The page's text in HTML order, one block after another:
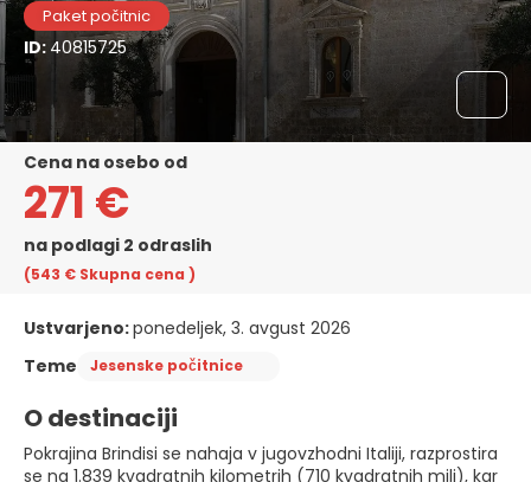
Paket počitnic
ID: 40815725
cena na osebo od
271 €
na podlagi 2 odraslih
(543 € Skupna cena )
Ustvarjeno:ponedeljek, 3. avgust 2026
Teme
Jesenske počitnice
O destinaciji
Pokrajina Brindisi se nahaja v jugovzhodni Italiji, razprostira
se na 1.839 kvadratnih kilometrih (710 kvadratnih milj), kar